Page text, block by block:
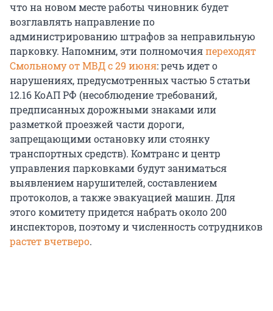
что на новом месте работы чиновник будет
возглавлять направление по
администрированию штрафов за неправильную
парковку. Напомним, эти полномочияпереходят
Смольному от МВД с 29 июня: речь идет о
нарушениях, предусмотренных частью 5 статьи
12.16 КоАП РФ (несоблюдение требований,
предписанных дорожными знаками или
разметкой проезжей части дороги,
запрещающими остановку или стоянку
транспортных средств). Комтранс и центр
управления парковками будут заниматься
выявлением нарушителей, составлением
протоколов, а также эвакуацией машин. Для
этого комитету придется набрать около 200
инспекторов, поэтому и численность сотрудников
растет вчетверо.